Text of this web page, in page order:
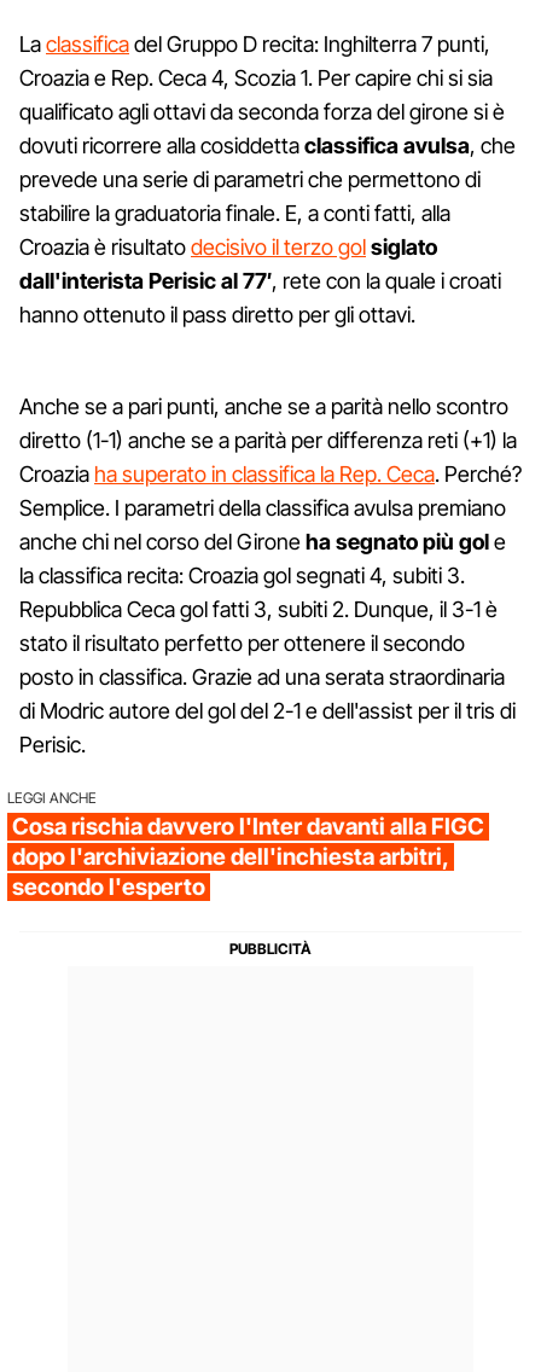
Laclassificadel Gruppo D recita: Inghilterra 7 punti,
Croazia e Rep. Ceca 4, Scozia 1. Per capire chi si sia
qualificato agli ottavi da seconda forza del girone si è
dovuti ricorrere alla cosiddettaclassifica avulsa, che
prevede una serie di parametri che permettono di
stabilire la graduatoria finale. E, a conti fatti, alla
Croazia è risultatodecisivo il terzo golsiglato
dall'interista Perisic al 77′, rete con la quale i croati
hanno ottenuto il pass diretto per gli ottavi.
Anche se a pari punti, anche se a parità nello scontro
diretto (1-1) anche se a parità per differenza reti (+1) la
Croazia ha superato in classifica la Rep. Ceca. Perché?
Semplice. I parametri della classifica avulsa premiano
anche chi nel corso del Gironeha segnato più gole
la classifica recita: Croazia gol segnati 4, subiti 3.
Repubblica Ceca gol fatti 3, subiti 2. Dunque, il 3-1 è
stato il risultato perfetto per ottenere il secondo
posto in classifica. Grazie ad una serata straordinaria
di Modric autore del gol del 2-1 e dell'assist per il tris di
Perisic.
LEGGI ANCHE
Cosa rischia davvero l'Inter davanti alla FIGC
dopo l'archiviazione dell'inchiesta arbitri,
secondo l'esperto